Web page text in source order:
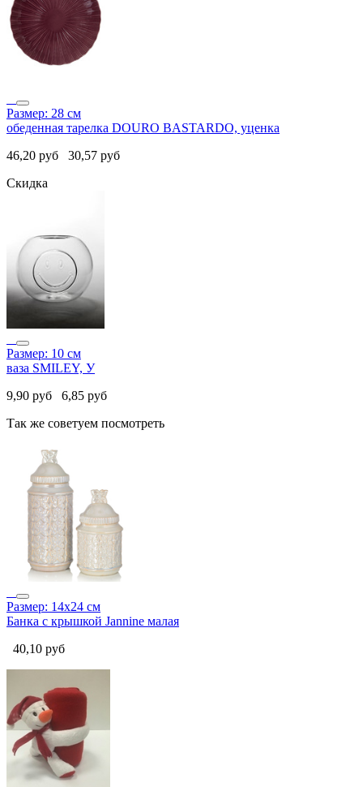
Размер: 28 см
обеденная тарелка DOURO BASTARDO, уценка
46,20 руб 30,57 руб
Скидка
Размер: 10 см
ваза SMILEY, У
9,90 руб 6,85 руб
Так же советуем посмотреть
Размер: 14х24 см
Банка с крышкой Jannine малая
40,10 руб